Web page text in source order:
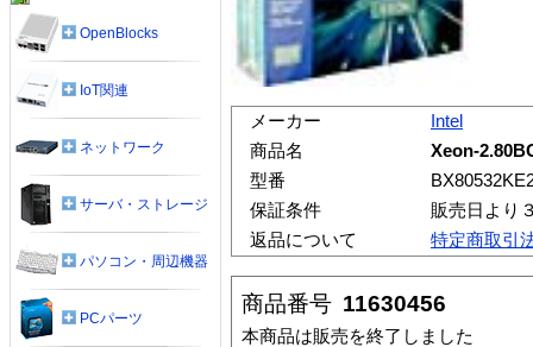
メーカー
Intel
商品名
Xeon-
型番
保証条件
販売日より
返品について
特定商取引
商品番号 11630456
本商品は販売を終了しました
OpenBlocks
IoT関連
ネットワーク
サーバ・ストレージ
パソコン・周辺機器
PCパーツ